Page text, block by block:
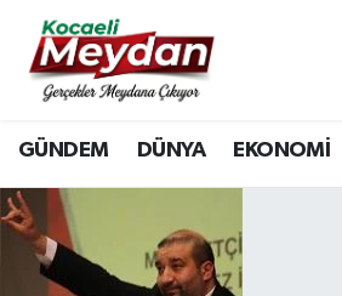
GÜNDEM DÜNYA EKONOMİ
Nöbetçi Eczaneler
Hava Durumu
Trafik Durumu
Süper Lig Puan Durumu ve